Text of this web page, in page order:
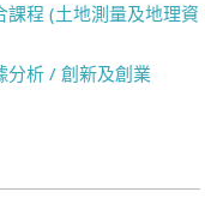
程 (土地測量及地理資
分析 / 創新及創業